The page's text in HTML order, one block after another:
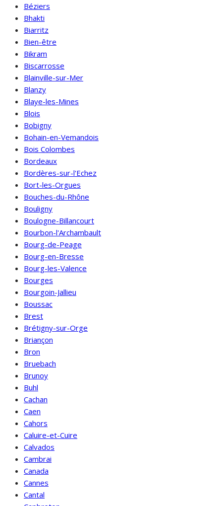
Béziers
Bhakti
Biarritz
Bien-être
Bikram
Biscarrosse
Blainville-sur-Mer
Blanzy
Blaye-les-Mines
Blois
Bobigny
Bohain-en-Vemandois
Bois Colombes
Bordeaux
Bordères-sur-l'Echez
Bort-les-Orgues
Bouches-du-Rhône
Bouligny
Boulogne-Billancourt
Bourbon-l'Archambault
Bourg-de-Peage
Bourg-en-Bresse
Bourg-les-Valence
Bourges
Bourgoin-Jallieu
Boussac
Brest
Brétigny-sur-Orge
Briançon
Bron
Bruebach
Brunoy
Buhl
Cachan
Caen
Cahors
Caluire-et-Cuire
Calvados
Cambrai
Canada
Cannes
Cantal